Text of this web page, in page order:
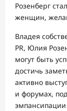
Розенберг
женщин,
Владея
PR, Юлия
могут быть
достичь
активно
и форумах,